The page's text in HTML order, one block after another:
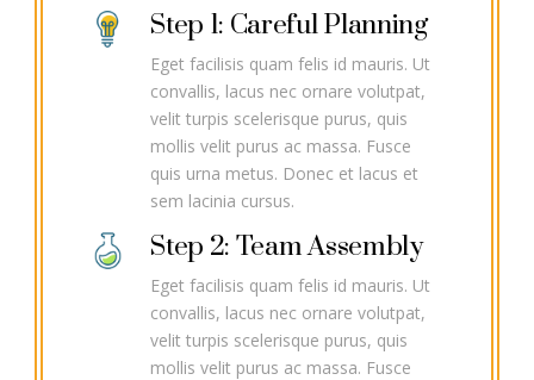
Step 1: Careful Planning
Eget facilisis quam felis id mauris. Ut
convallis, lacus nec ornare volutpat,
velit turpis scelerisque purus, quis
mollis velit purus ac massa. Fusce
quis urna metus. Donec et lacus et
sem lacinia cursus.
Step 2: Team Assembly
Eget facilisis quam felis id mauris. Ut
convallis, lacus nec ornare volutpat,
velit turpis scelerisque purus, quis
mollis velit purus ac massa. Fusce